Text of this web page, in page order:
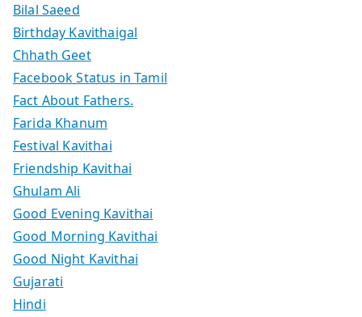
Bilal Saeed
Birthday Kavithaigal
Chhath Geet
Facebook Status in Tamil
Fact About Fathers.
Farida Khanum
Festival Kavithai
Friendship Kavithai
Ghulam Ali
Good Evening Kavithai
Good Morning Kavithai
Good Night Kavithai
Gujarati
Hindi